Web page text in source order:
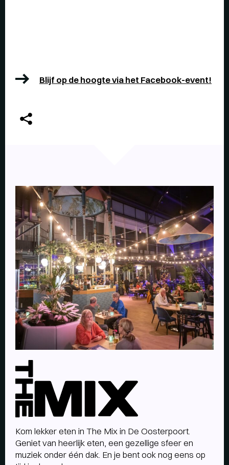
Blijf op de hoogte via het Facebook-event!
The
Mix
la
Kom lekker eten in The Mix in De Oosterpoort.
Geniet van heerlijk eten, een gezellige sfeer en
muziek onder één dak. En je bent ook nog eens op